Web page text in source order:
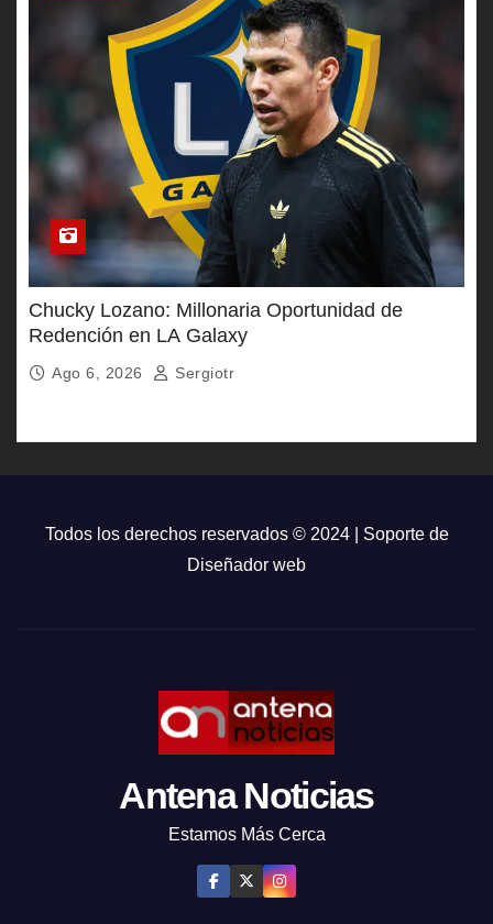
Chucky Lozano: Millonaria Oportunidad de
Redención en LA Galaxy
Ago 6, 2026 Sergiotr
Todos los derechos reservados © 2024 | Soporte de
Diseñador web
Antena Noticias
Estamos Más Cerca